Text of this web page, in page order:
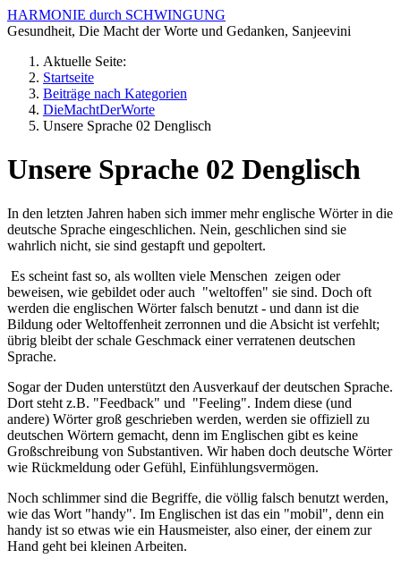
HARMONIE durch SCHWINGUNG
Gesundheit, Die Macht der Worte und Gedanken, Sanjeevini
Aktuelle Seite:
Startseite
Beiträge nach Kategorien
DieMachtDerWorte
Unsere Sprache 02 Denglisch
Unsere Sprache 02 Denglisch
In den letzten Jahren haben sich immer mehr englische Wörter in die
deutsche Sprache eingeschlichen. Nein, geschlichen sind sie
wahrlich nicht, sie sind gestapft und gepoltert.
Es scheint fast so, als wollten viele Menschen zeigen oder
beweisen, wie gebildet oder auch "weltoffen" sie sind. Doch oft
werden die englischen Wörter falsch benutzt - und dann ist die
Bildung oder Weltoffenheit zerronnen und die Absicht ist verfehlt;
übrig bleibt der schale Geschmack einer verratenen deutschen
Sprache.
Sogar der Duden unterstützt den Ausverkauf der deutschen Sprache.
Dort steht z.B. "Feedback" und "Feeling". Indem diese (und
andere) Wörter groß geschrieben werden, werden sie offiziell zu
deutschen Wörtern gemacht, denn im Englischen gibt es keine
Großschreibung von Substantiven. Wir haben doch deutsche Wörter
wie Rückmeldung oder Gefühl, Einfühlungsvermögen.
Noch schlimmer sind die Begriffe, die völlig falsch benutzt werden,
wie das Wort "handy". Im Englischen ist das ein "mobil", denn ein
handy ist so etwas wie ein Hausmeister, also einer, der einem zur
Hand geht bei kleinen Arbeiten.